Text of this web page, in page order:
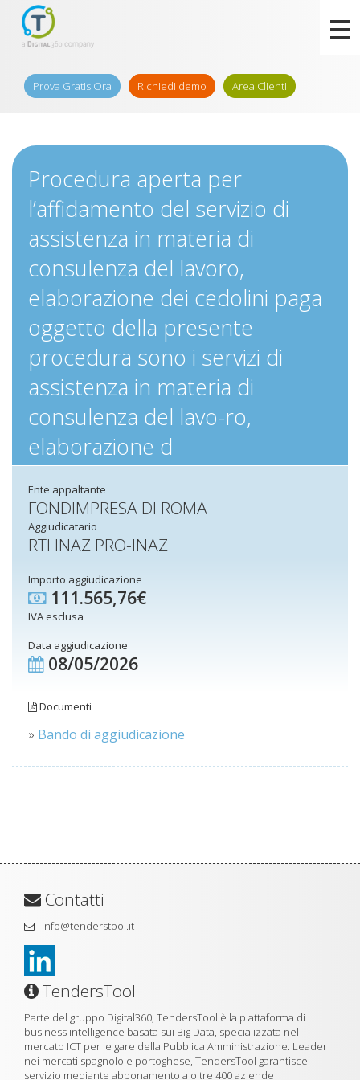
Prova Gratis Ora Richiedi demo Area Clienti
Procedura aperta per
l’affidamento del servizio di
assistenza in materia di
consulenza del lavoro,
elaborazione dei cedolini paga
oggetto della presente
procedura sono i servizi di
assistenza in materia di
consulenza del lavo-ro,
elaborazione d
Ente appaltante
FONDIMPRESA DI ROMA
Aggiudicatario
RTI INAZ PRO-INAZ
Importo aggiudicazione
111.565,76€
IVA esclusa
Data aggiudicazione
08/05/2026
Documenti
» Bando di aggiudicazione
Contatti
info@tenderstool.it
TendersTool
Parte del gruppo Digital360, TendersTool è la piattaforma di
business intelligence basata sui Big Data, specializzata nel
mercato ICT per le gare della Pubblica Amministrazione. Leader
nei mercati spagnolo e portoghese, TendersTool garantisce
servizio mediante abbonamento a oltre 400 aziende